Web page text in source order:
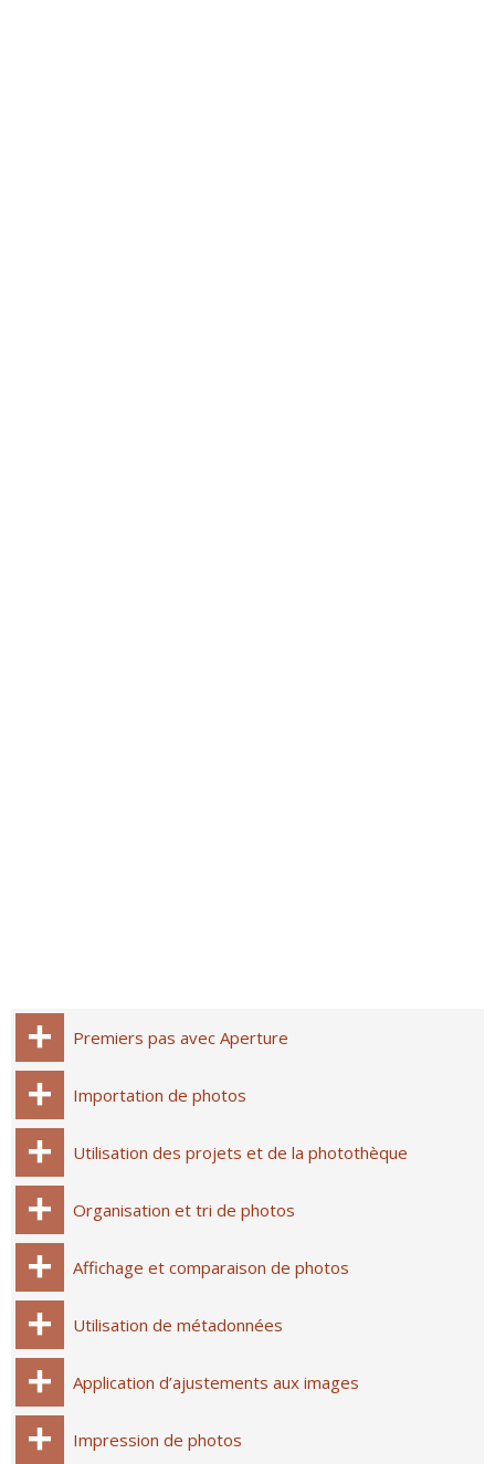
Premiers pas avec Aperture
Importation de photos
Utilisation des projets et de la photothèque
Organisation et tri de photos
Affichage et comparaison de photos
Utilisation de métadonnées
Application d’ajustements aux images
Impression de photos